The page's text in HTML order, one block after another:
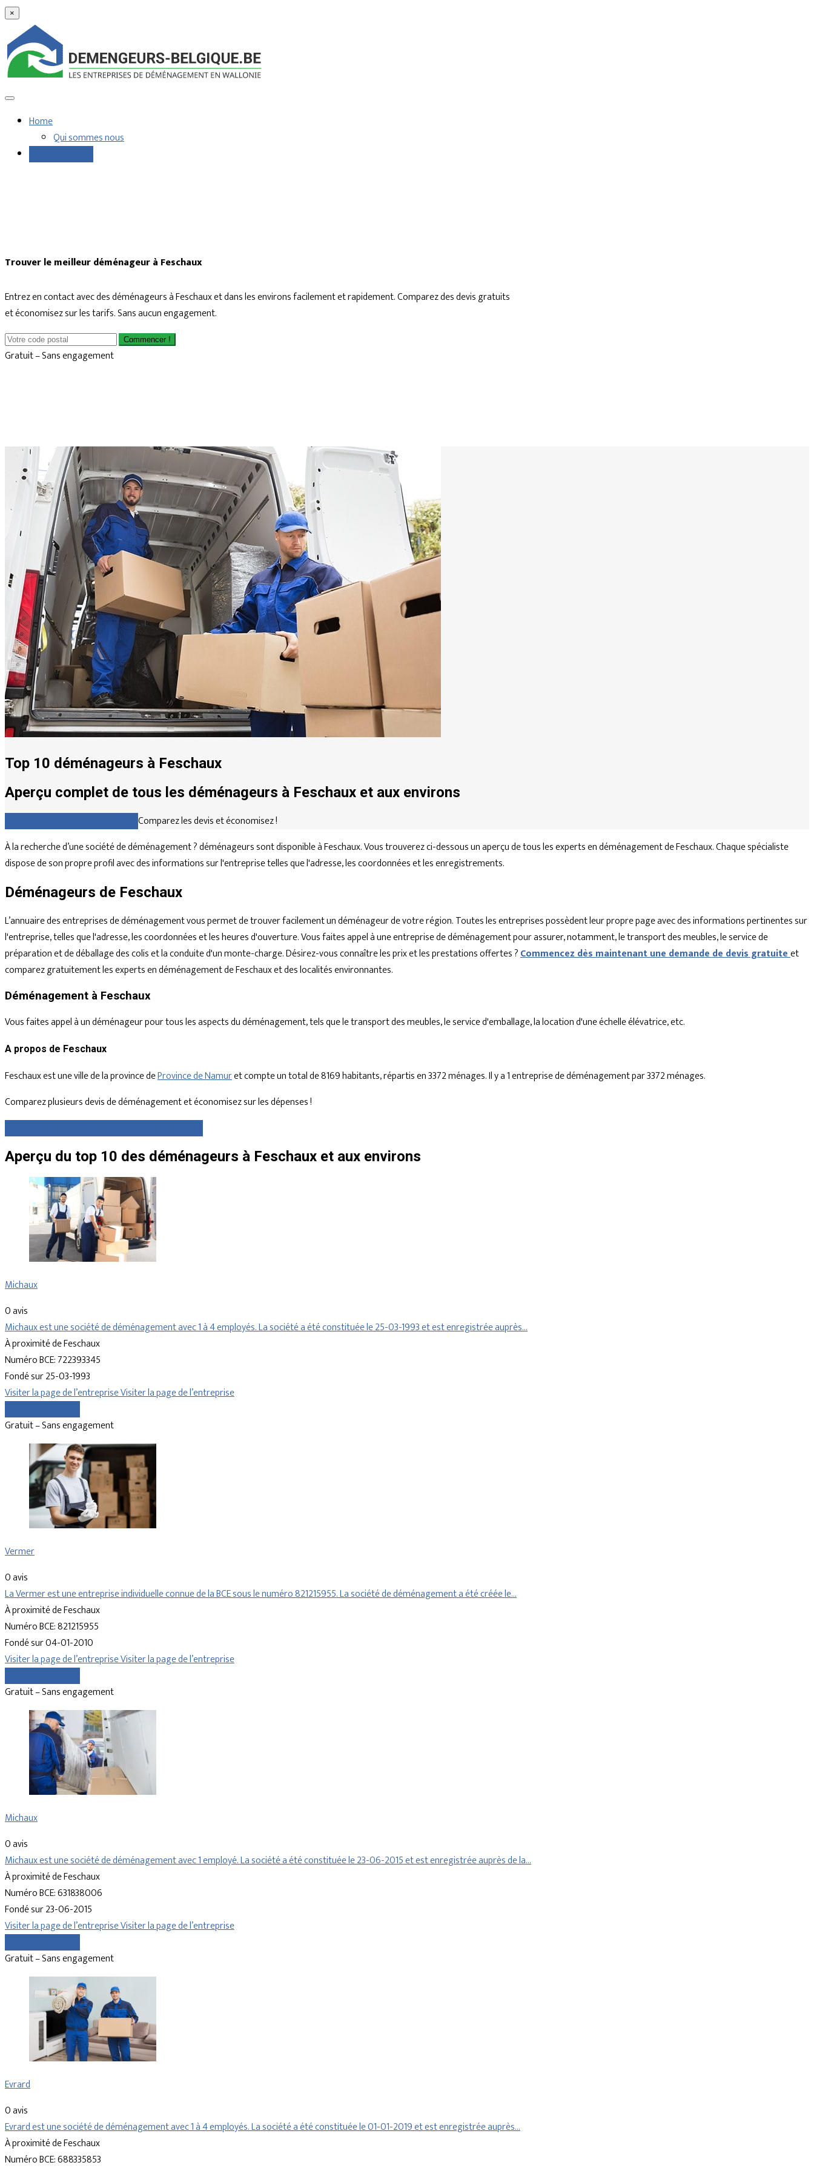
×
Home
Qui sommes nous
Trouver le meilleur déménageur à Feschaux
Entrez en contact avec des déménageurs à Feschaux et dans les environs facilement et rapidement. Comparez des devis gratuits
et économisez sur les tarifs. Sans aucun engagement.
Commencer !
Gratuit – Sans engagement
Top 10 déménageurs à Feschaux
Aperçu complet de tous les déménageurs à Feschaux et aux environs
Comparez les devis et économisez !
À la recherche d’une société de déménagement ? déménageurs sont disponible à Feschaux. Vous trouverez ci-dessous un aperçu de tous les experts en déménagement de Feschaux. Chaque spécialiste
dispose de son propre profil avec des informations sur l'entreprise telles que l'adresse, les coordonnées et les enregistrements.
Déménageurs de Feschaux
L’annuaire des entreprises de déménagement vous permet de trouver facilement un déménageur de votre région. Toutes les entreprises possèdent leur propre page avec des informations pertinentes sur
l'entreprise, telles que l'adresse, les coordonnées et les heures d'ouverture. Vous faites appel à une entreprise de déménagement pour assurer, notamment, le transport des meubles, le service de
préparation et de déballage des colis et la conduite d'un monte-charge. Désirez-vous connaître les prix et les prestations offertes ?Commencez dès maintenant une demande de devis gratuiteet
comparez gratuitement les experts en déménagement de Feschaux et des localités environnantes.
Déménagement à Feschaux
Vous faites appel à un déménageur pour tous les aspects du déménagement, tels que le transport des meubles, le service d'emballage, la location d'une échelle élévatrice, etc.
A propos de Feschaux
Feschaux est une ville de la province deProvince de Namuret compte un total de 8169 habitants, répartis en 3372 ménages. Il y a 1 entreprise de déménagement par 3372 ménages.
Comparez plusieurs devis de déménagement et économisez sur les dépenses !
Aperçu du top 10 des déménageurs à Feschaux et aux environs
Michaux
0 avis
Michaux est une société de déménagement avec 1 à 4 employés. La société a été constituée le 25-03-1993 et est enregistrée auprès…
À proximité de Feschaux
Numéro BCE: 722393345
Fondé sur 25-03-1993
Visiter la page de l’entrepriseVisiter la page de l’entreprise
Gratuit – Sans engagement
Vermer
0 avis
La Vermer est une entreprise individuelle connue de la BCE sous le numéro 821215955. La société de déménagement a été créée le…
À proximité de Feschaux
Numéro BCE: 821215955
Fondé sur 04-01-2010
Visiter la page de l’entrepriseVisiter la page de l’entreprise
Gratuit – Sans engagement
Michaux
0 avis
Michaux est une société de déménagement avec 1 employé. La société a été constituée le 23-06-2015 et est enregistrée auprès de la…
À proximité de Feschaux
Numéro BCE: 631838006
Fondé sur 23-06-2015
Visiter la page de l’entrepriseVisiter la page de l’entreprise
Gratuit – Sans engagement
Evrard
0 avis
Evrard est une société de déménagement avec 1 à 4 employés. La société a été constituée le 01-01-2019 et est enregistrée auprès…
À proximité de Feschaux
Numéro BCE: 688335853